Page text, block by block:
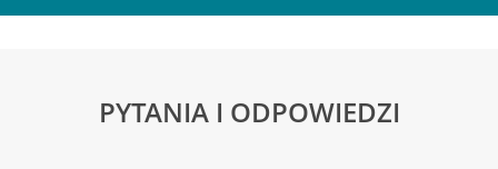
PYTANIA I ODPOWIEDZI